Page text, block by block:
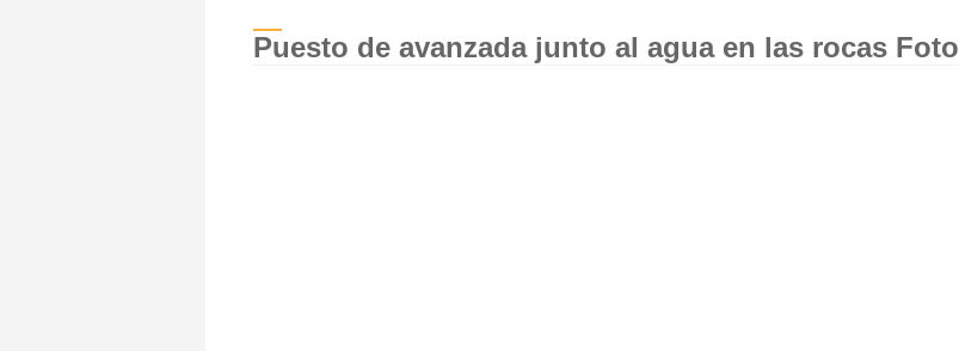
Puesto de avanzada junto al agua en las rocas Foto